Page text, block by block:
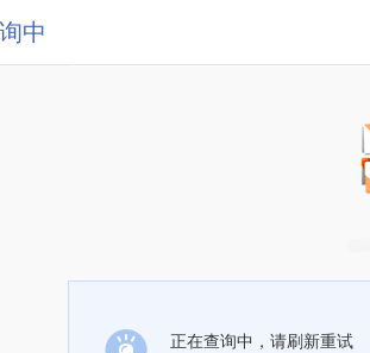
中
正在查询中，请刷新重试